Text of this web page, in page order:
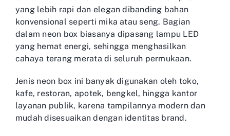
yang lebih rapi dan elegan dibanding bahan
konvensional seperti mika atau seng. Bagian
dalam neon box biasanya dipasang lampu LED
yang hemat energi, sehingga menghasilkan
cahaya terang merata di seluruh permukaan.
Jenis neon box ini banyak digunakan oleh toko,
kafe, restoran, apotek, bengkel, hingga kantor
layanan publik, karena tampilannya modern dan
mudah disesuaikan dengan identitas brand.